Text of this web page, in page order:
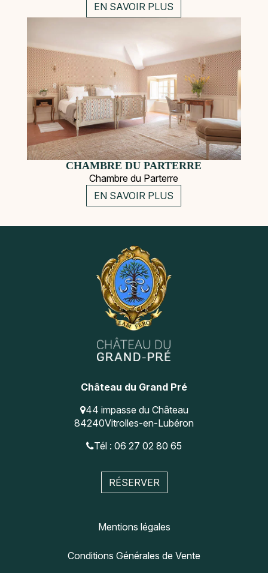
EN SAVOIR PLUS
CHAMBRE DU PARTERRE
Chambre du Parterre
EN SAVOIR PLUS
Château du Grand Pré
44 impasse du Château
84240Vitrolles-en-Lubéron
Tél : 06 27 02 80 65
RÉSERVER
Mentions légales
Conditions Générales de Vente